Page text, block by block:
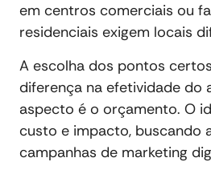
em centros comerciais ou
residenciais exigem locais
A escolha dos pontos
diferença na efetividade do
aspecto é o orçamento. O
custo e impacto, buscando
campanhas de marketing